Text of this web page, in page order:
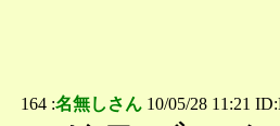
164 :名無しさん 10/05/28 11:21